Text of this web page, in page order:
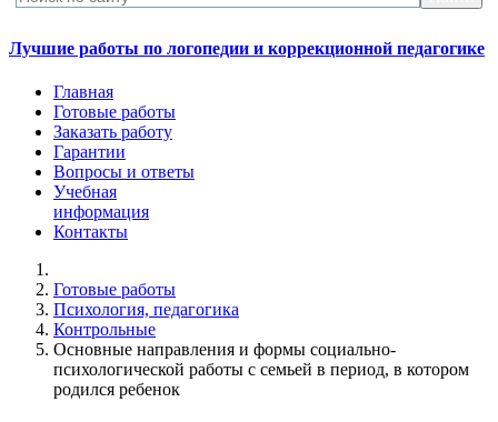
Лучшие работы по логопедии и коррекционной педагогике
Главная
Готовые работы
Заказать работу
Гарантии
Вопросы и ответы
Учебная
информация
Контакты
Готовые работы
Психология, педагогика
Контрольные
Основные направления и формы социально-
психологической работы с семьей в период, в котором
родился ребенок